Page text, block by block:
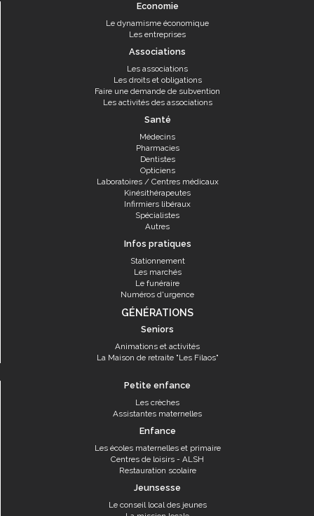
Economie
Le dynamisme économique
Les entreprises
Associations
Les associations
Les droits et obligations
Faire une demande de subvention
Les activités des associations
Santé
Médecins
Pharmacies
Dentistes
Opticiens
Laboratoires / Centres médicaux
Kinésithérapeutes
Infirmiers libéraux
Spécialistes
Autres
Infos pratiques
Stationnement
Les marchés
Le funéraire
Numéros d'urgence
GÉNÉRATIONS
Seniors
Animations et activités
La Maison de retraite "Les Filaos"
Petite enfance
Les crèches
Assistantes maternelles
Enfance
Les écoles maternelles et primaire
Centres de loisirs - ALSH
Restauration scolaire
Jeunsesse
Le conseil local des jeunes